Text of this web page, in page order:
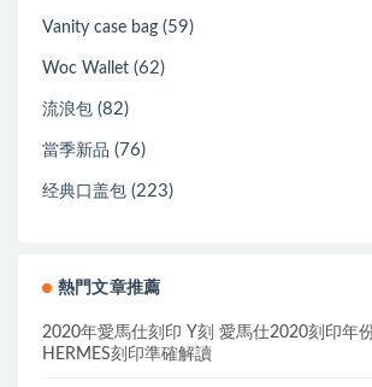
Vanity case bag (59)
Woc Wallet (62)
流浪包 (82)
當季新品 (76)
经典口盖包 (223)
熱門文章推薦
2020年愛馬仕刻印 Y刻 愛馬仕2020刻印年
HERMES刻印準確解讀